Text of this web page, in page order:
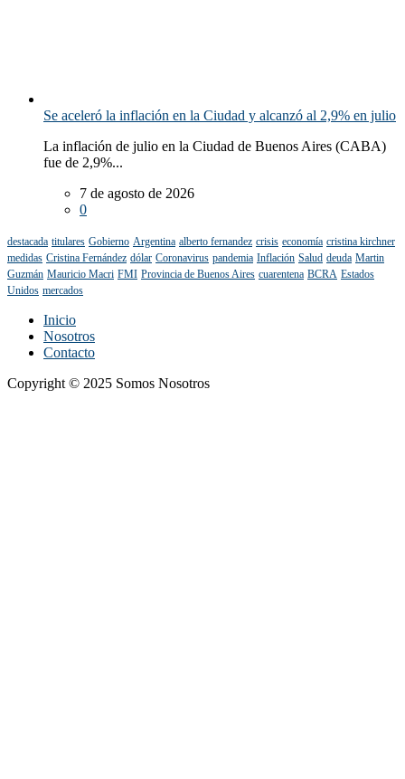
Se aceleró la inflación en la Ciudad y alcanzó al 2,9% en julio
La inflación de julio en la Ciudad de Buenos Aires (CABA)
fue de 2,9%...
7 de agosto de 2026
0
destacada titulares Gobierno Argentina alberto fernandez crisis economía cristina kirchner
medidas Cristina Fernández dólar Coronavirus pandemia Inflación Salud deuda Martin
Guzmán Mauricio Macri FMI Provincia de Buenos Aires cuarentena BCRA Estados
Unidos mercados
Inicio
Nosotros
Contacto
Copyright © 2025 Somos Nosotros